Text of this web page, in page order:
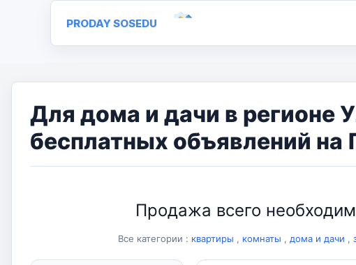
PRODAY SOSEDU
Для дома и дачи в регионе
бесплатных объявлений на
Продажа всего
Все категории : квартиры , комнаты , дома и дачи ,